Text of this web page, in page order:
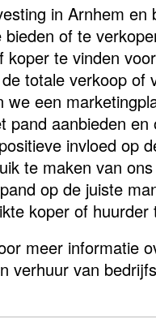
in Arnhem en
bieden of te
koper te vinden
totale verkoop of
we een
pand aanbieden
invloed op
te maken van
op de juiste
koper of huurder
meer informatie
verhuur van